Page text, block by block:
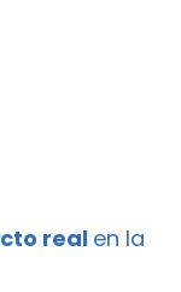
real en la